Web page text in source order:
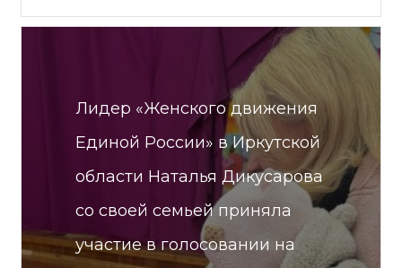
Лидер «Женского движения
Единой России» в Иркутской
области Наталья Дикусарова
со своей семьей приняла
участие в голосовании на